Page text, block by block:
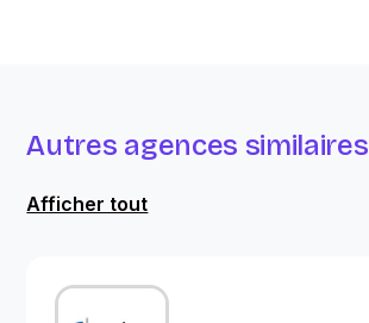
Autres agences similaires
Afficher tout